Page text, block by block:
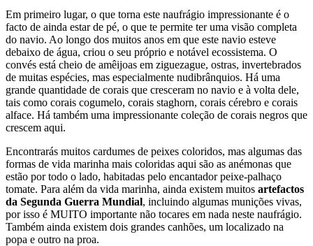
Em primeiro lugar, o que torna este naufrágio impressionante é o
facto de ainda estar de pé, o que te permite ter uma visão completa
do navio. Ao longo dos muitos anos em que este navio esteve
debaixo de água, criou o seu próprio e notável ecossistema. O
convés está cheio de amêijoas em ziguezague, ostras, invertebrados
de muitas espécies, mas especialmente nudibrânquios. Há uma
grande quantidade de corais que cresceram no navio e à volta dele,
tais como corais cogumelo, corais staghorn, corais cérebro e corais
alface. Há também uma impressionante coleção de corais negros que
crescem aqui.
Encontrarás muitos cardumes de peixes coloridos, mas algumas das
formas de vida marinha mais coloridas aqui são as anémonas que
estão por todo o lado, habitadas pelo encantador peixe-palhaço
tomate. Para além da vida marinha, ainda existem muitos artefactos
da Segunda Guerra Mundial, incluindo algumas munições vivas,
por isso é MUITO importante não tocares em nada neste naufrágio.
Também ainda existem dois grandes canhões, um localizado na
popa e outro na proa.